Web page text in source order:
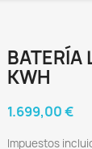
BATERÍA
KWH
1.699,00 €
Impuestos